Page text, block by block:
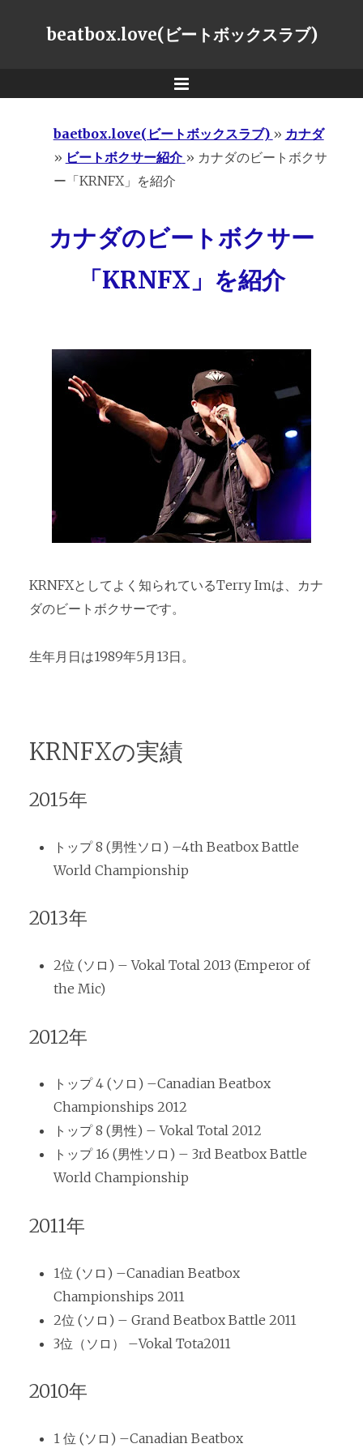
beatbox.love(ビートボックスラブ)
Menu
baetbox.love(ビートボックスラブ) » カナダ
» ビートボクサー紹介 » カナダのビートボクサ
ー「KRNFX」を紹介
カナダのビートボクサー
「KRNFX」を紹介
KRNFXとしてよく知られているTerry Imは、カナ
ダのビートボクサーです。
生年月日は1989年5月13日。
KRNFXの実績
2015年
トップ 8 (男性ソロ) –4th Beatbox Battle
World Championship
2013年
2位 (ソロ) – Vokal Total 2013 (Emperor of
the Mic)
2012年
トップ 4 (ソロ) –Canadian Beatbox
Championships 2012
トップ 8 (男性) – Vokal Total 2012
トップ 16 (男性ソロ) – 3rd Beatbox Battle
World Championship
2011年
1位 (ソロ) –Canadian Beatbox
Championships 2011
2位 (ソロ) – Grand Beatbox Battle 2011
3位（ソロ） –Vokal Tota2011
2010年
1 位 (ソロ) –Canadian Beatbox